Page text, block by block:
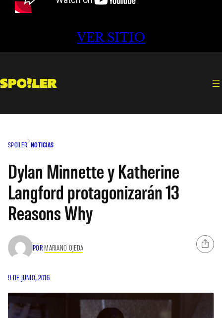
VER SITIO
SPOILER NOTICIAS
Dylan Minnette y Katherine
Langford protagonizarán 13
Reasons Why
POR MARIANO OJEDA
9 DE JUNIO, 2016